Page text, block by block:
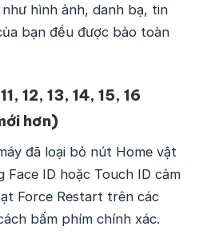
hình ảnh, danh bạ, tin
bạn đều được bảo toàn
12, 13, 14, 15, 16
hơn)
đã loại bỏ nút Home vật
Face ID hoặc Touch ID cảm
Force Restart trên các
bấm phím chính xác.